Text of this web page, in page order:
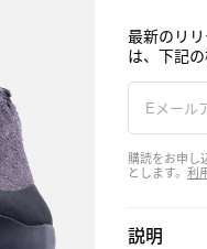
最新のリ
は、下記
購読をお申し
とします。 利
説明